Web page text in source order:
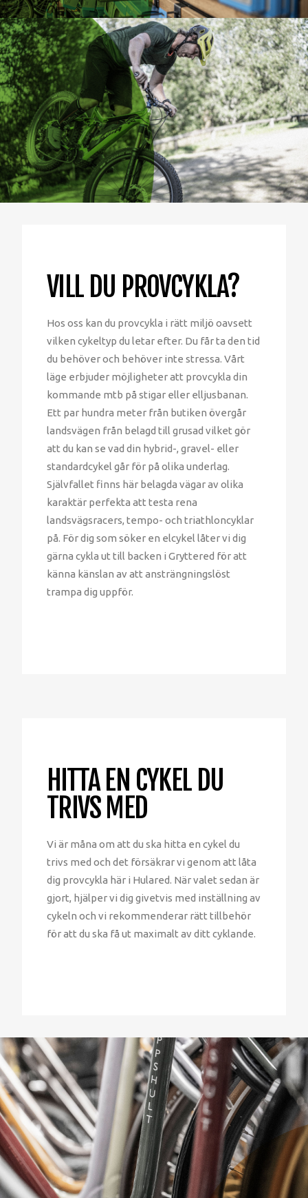
VILL DU PROVCYKLA?
Hos oss kan du provcykla i rätt miljö oavsett
vilken cykeltyp du letar efter. Du får ta den tid
du behöver och behöver inte stressa. Vårt
läge erbjuder möjligheter att provcykla din
kommande mtb på stigar eller elljusbanan.
Ett par hundra meter från butiken övergår
landsvägen från belagd till grusad vilket gör
att du kan se vad din hybrid-, gravel- eller
standardcykel går för på olika underlag.
Självfallet finns här belagda vägar av olika
karaktär perfekta att testa rena
landsvägsracers, tempo- och triathloncyklar
på. För dig som söker en elcykel låter vi dig
gärna cykla ut till backen i Gryttered för att
känna känslan av att ansträngningslöst
trampa dig uppför.
HITTA EN CYKEL DU
TRIVS MED
Vi är måna om att du ska hitta en cykel du
trivs med och det försäkrar vi genom att låta
dig provcykla här i Hulared. När valet sedan är
gjort, hjälper vi dig givetvis med inställning av
cykeln och vi rekommenderar rätt tillbehör
för att du ska få ut maximalt av ditt cyklande.